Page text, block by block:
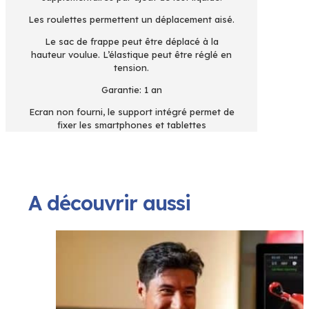
Les roulettes permettent un déplacement aisé.
Le sac de frappe peut être déplacé à la
hauteur voulue. L’élastique peut être réglé en
tension.
Garantie: 1 an
Ecran non fourni, le support intégré permet de
fixer les smartphones et tablettes
A découvrir aussi